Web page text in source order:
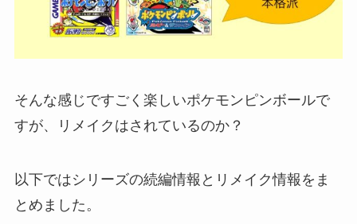
そんな感じですごく楽しいポケモンピンボールで
すが、リメイクはされているのか？
以下ではシリーズの続編情報とリメイク情報をま
とめました。